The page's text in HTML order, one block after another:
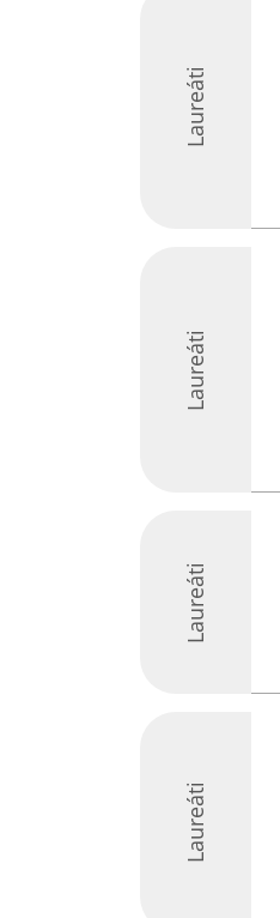
Laureáti
Laureáti
Laureáti
Laureáti